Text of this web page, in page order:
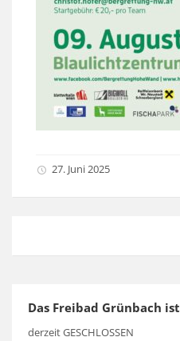
27. Juni 2025
Das Freibad Grünbach ist
derzeit GESCHLOSSEN